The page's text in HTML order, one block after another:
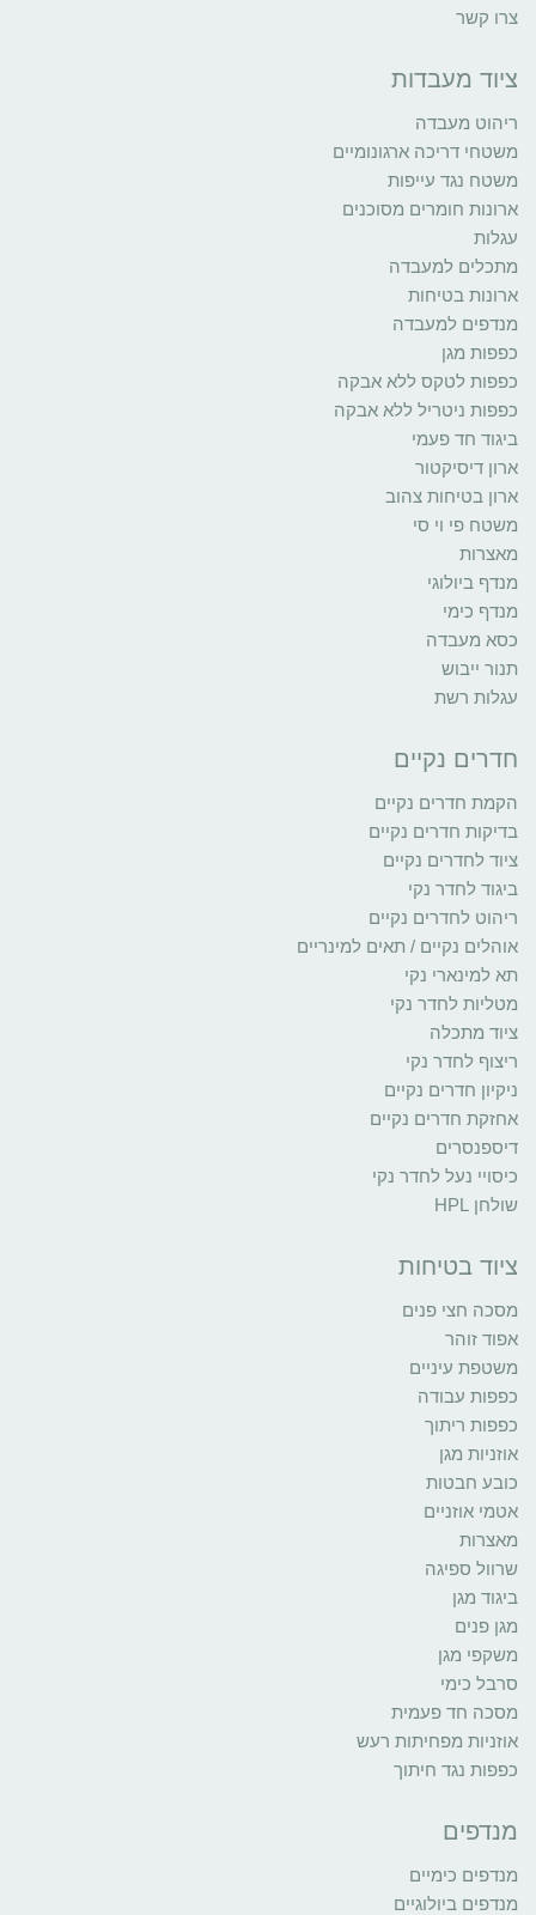
צרו קשר
ציוד מעבדות
ריהוט מעבדה
משטחי דריכה ארגונומיים
משטח נגד עייפות
ארונות חומרים מסוכנים
עגלות
מתכלים למעבדה
ארונות בטיחות
מנדפים למעבדה
כפפות מגן
כפפות לטקס ללא אבקה
כפפות ניטריל ללא אבקה
ביגוד חד פעמי
ארון דיסיקטור
ארון בטיחות צהוב
משטח פי וי סי
מאצרות
מנדף ביולוגי
מנדף כימי
כסא מעבדה
תנור ייבוש
עגלות רשת
חדרים נקיים
הקמת חדרים נקיים
בדיקות חדרים נקיים
ציוד לחדרים נקיים
ביגוד לחדר נקי
ריהוט לחדרים נקיים
אוהלים נקיים / תאים למינריים
תא למינארי נקי
מטליות לחדר נקי
ציוד מתכלה
ריצוף לחדר נקי
ניקיון חדרים נקיים
אחזקת חדרים נקיים
דיספנסרים
כיסויי נעל לחדר נקי
שולחן HPL
ציוד בטיחות
מסכה חצי פנים
אפוד זוהר
משטפת עיניים
כפפות עבודה
כפפות ריתוך
אוזניות מגן
כובע חבטות
אטמי אוזניים
מאצרות
שרוול ספיגה
ביגוד מגן
מגן פנים
משקפי מגן
סרבל כימי
מסכה חד פעמית
אוזניות מפחיתות רעש
כפפות נגד חיתוך
מנדפים
מנדפים כימיים
מנדפים ביולוגיים